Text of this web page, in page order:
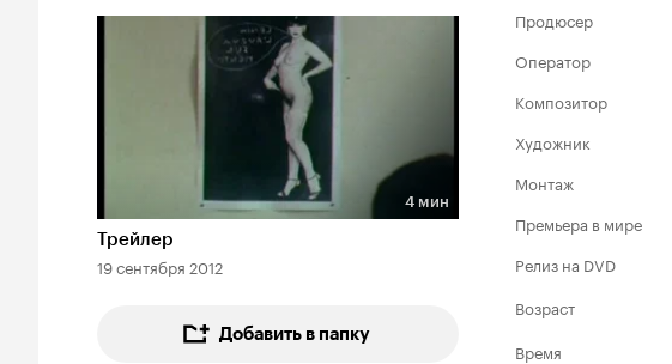
Длительность 4 мин
4 мин
Трейлер
19 сентября 2012
Добавить в папку
Продюсер
Оператор
Композитор
Художник
Монтаж
Премьера в мире
Релиз на DVD
Возраст
Время